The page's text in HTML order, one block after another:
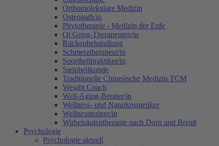
Orthomolekulare Medizin
Osteopath/in
Phytotherapie - Medizin der Erde
Qi Gong-Therapeuten/in
Rückenbehandlung
Schmerztherapeut/in
Sportheilpraktiker/in
Steinheilkunde
Traditionelle Chinesische Medizin TCM
Weight Coach
Well-Aging-Berater/in
Wellness- und Naturkosmetiker
Wellnesstrainer/in
Wirbelsäulentherapie nach Dorn und Breuß
Psychologie
Psychologie aktuell